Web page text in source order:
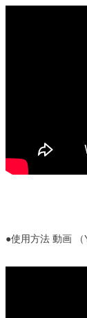
●使用方法 動画 （